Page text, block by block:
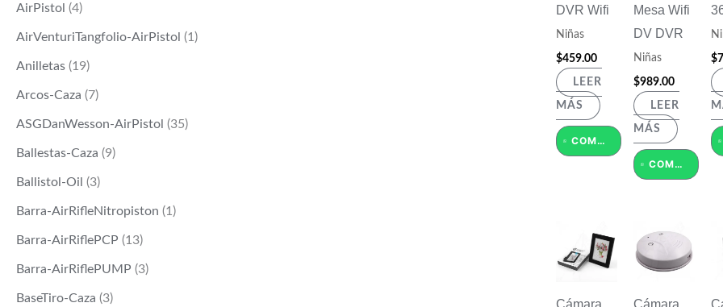
AirPistol (4)
AirVenturiTangfolio-AirPistol (1)
Anilletas (19)
Arcos-Caza (7)
ASGDanWesson-AirPistol (35)
Ballestas-Caza (9)
Ballistol-Oil (3)
Barra-AirRifleNitropiston (1)
Barra-AirRiflePCP (13)
Barra-AirRiflePUMP (3)
BaseTiro-Caza (3)
DVR Wifi
Niñas
$459.00
LEER
MÁS
COMPRAR POR WHATSAPP
Mesa Wifi
DV DVR
Niñas
$989.00
LEER
MÁS
COMPRAR POR WHATSAPP
$